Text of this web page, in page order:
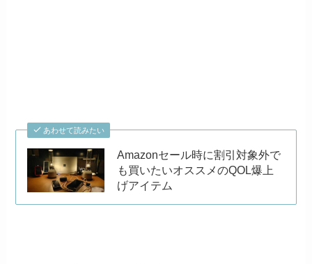
あわせて読みたい
Amazonセール時に割引対象外で
も買いたいオススメのQOL爆上
げアイテム